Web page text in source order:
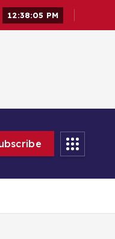
12:38:06 PM